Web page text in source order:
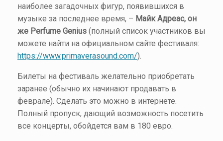
наиболее загадочных фигур, появившихся в
музыке за последнее время, – Майк Адреас, он
же Perfume Genius (полный список участников вы
можете найти на официальном сайте фестиваля:
https://www.primaverasound.com/).
Билеты на фестиваль желательно приобретать
заранее (обычно их начинают продавать в
феврале). Сделать это можно в интернете.
Полный пропуск, дающий возможность посетить
все концерты, обойдется вам в 180 евро.